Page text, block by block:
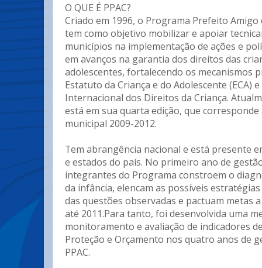
O QUE É PPAC?
Criado em 1996, o Programa Prefeito Amigo
tem como objetivo mobilizar e apoiar
municípios na implementação de ações e
em avanços na garantia dos direitos das
adolescentes, fortalecendo os mecanismos
Estatuto da Criança e do Adolescente (ECA)
Internacional dos Direitos da Criança.
está em sua quarta edição, que
municipal 2009-2012.
Tem abrangência nacional e está presente
e estados do país. No primeiro ano de
integrantes do Programa constroem o
da infância, elencam as possíveis
das questões observadas e pactuam metas
até 2011.Para tanto, foi desenvolvida uma
monitoramento e avaliação de indicadores
Proteção e Orçamento nos quatro anos de
PPAC.